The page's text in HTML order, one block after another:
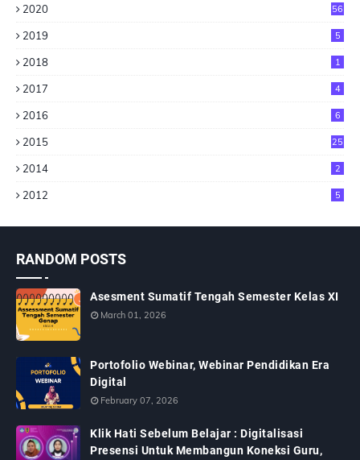
2020 56
2019 5
2018 1
2017 4
2016 6
2015 25
2014 2
2012 5
RANDOM POSTS
Asesment Sumatif Tengah Semester Kelas XI
March 01, 2026
Portofolio Webinar, Webinar Pendidikan Era
Digital
February 07, 2026
Klik Hati Sebelum Belajar : Digitalisasi
Presensi Untuk Membangun Koneksi Guru,